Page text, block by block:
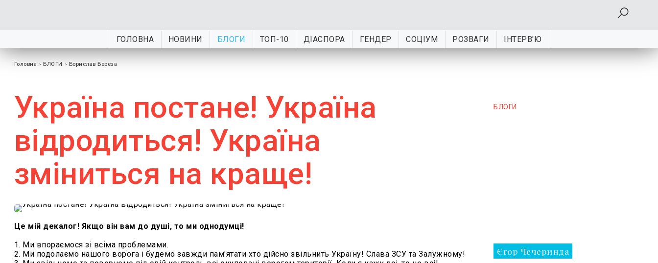
ГОЛОВНА НОВИНИ БЛОГИ ТОП-10 ДІАСПОРА ГЕНДЕР СОЦІУМ РОЗВАГИ ІНТЕРВ'Ю
Головна › БЛОГИ › Борислав Береза
Україна постане! Україна
відродиться! Україна
зміниться на краще!
Це мій декалог! Якщо він вам до душі, то ми однодумці!
1. Ми впораємося зі всіма проблемами.
2. Ми подолаємо нашого ворога і будемо завжди пам'ятати хто дійсно звільнить Україну! Слава ЗСУ та Залужному!
БЛОГИ
Єгор Чечеринда